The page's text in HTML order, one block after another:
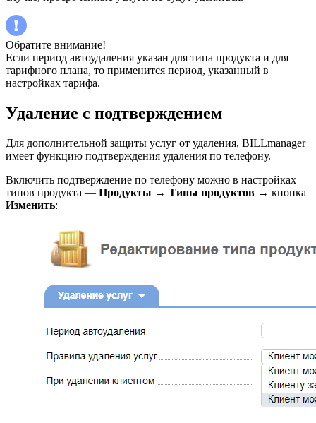
Обратите внимание!
Если период автоудаления указан для типа продукта и для
тарифного плана, то применится период, указанный в
настройках тарифа.
Удаление с подтверждением
Для дополнительной защиты услуг от удаления, BILLmanager
имеет функцию подтверждения удаления по телефону.
Включить подтверждение по телефону можно в настройках
типов продукта — Продукты → Типы продуктов → кнопка
Изменить: